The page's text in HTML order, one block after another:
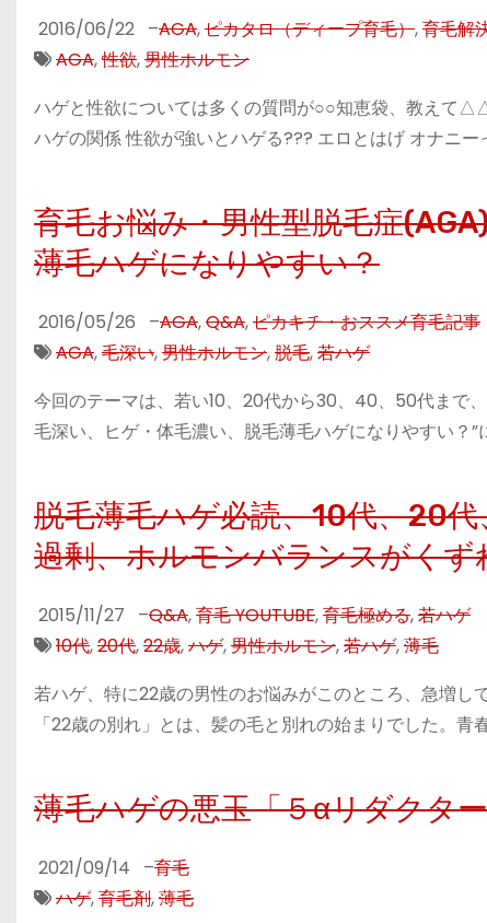
2016/06/22 –AGA,ピカタロ（ディープ育毛）,育毛解
AGA,性欲,男性ホルモン
ハゲと性欲については多くの質問が○○知恵袋、教えて
ハゲの関係 性欲が強いとハゲる??? エロとはげ オナニー
育毛お悩み・男性型脱毛症
薄毛ハゲになりやすい？
2016/05/26 –AGA,Q&A,ピカキチ・おススメ育毛記事
AGA,毛深い,男性ホルモン,脱毛,若ハゲ
今回のテーマは、若い10、20代から30、40、50代まで
毛深い、ヒゲ・体毛濃い、脱毛薄毛ハゲになりやすい？”
脱毛薄毛ハゲ必読、10代、20
過剰、ホルモンバランスがく
2015/11/27 –Q&A,育毛 YOUTUBE,育毛極める,若ハゲ
10代,20代,22歳,ハゲ,男性ホルモン,若ハゲ,薄毛
若ハゲ、特に22歳の男性のお悩みがこのところ、急増し
「22歳の別れ」とは、髪の毛と別れの始まりでした。青
薄毛ハゲの悪玉「５αリダクタ
2021/09/14 –育毛
ハゲ,育毛剤,薄毛